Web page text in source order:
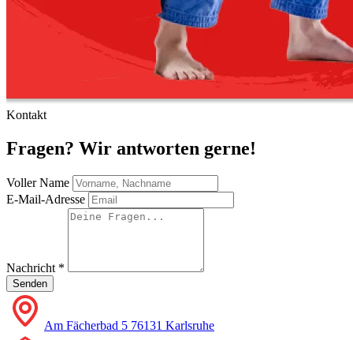
Kontakt
Fragen? Wir antworten gerne!
Voller Name
E-Mail-Adresse
Nachricht *
Senden
Am Fächerbad 5 76131 Karlsruhe